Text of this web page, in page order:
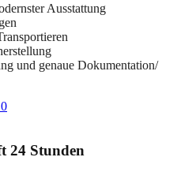
Ausstattung
und genaue Dokumentation/
24 Stunden